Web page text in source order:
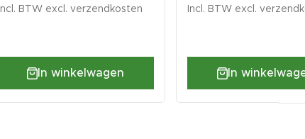
Incl. BTW excl. verzendkosten
In winkelwagen
Incl. BTW excl.
In